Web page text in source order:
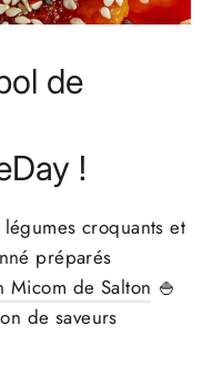
de
!
croquants et
préparés
Micom de Salton 🍚
de saveurs